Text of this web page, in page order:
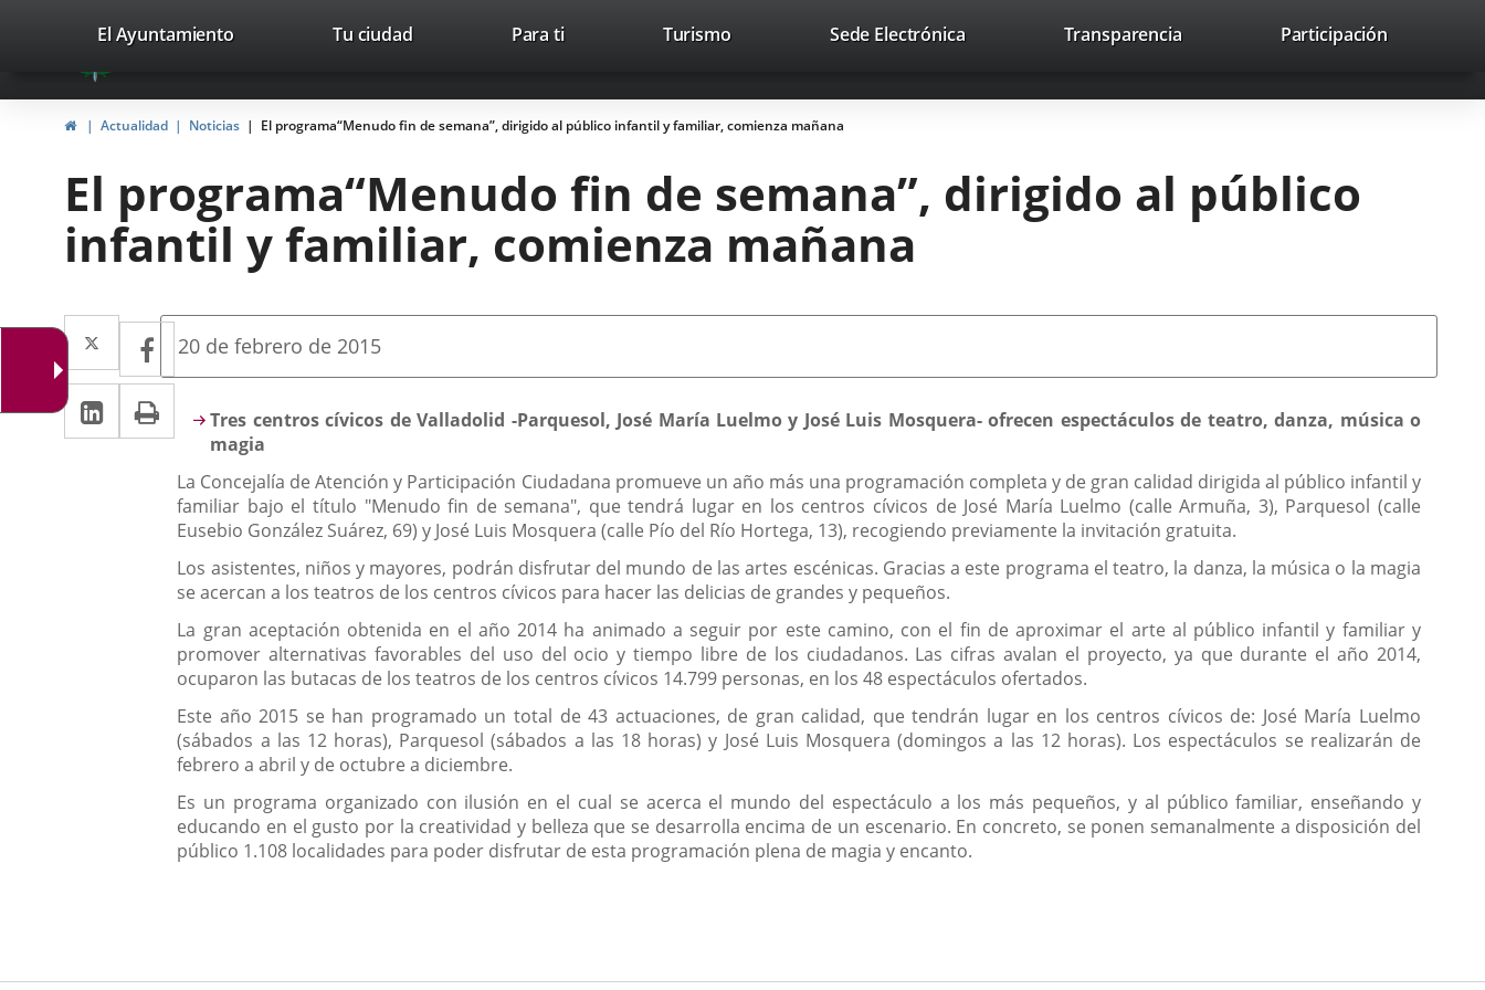
Portal
Web
del
Valladolid
avaTop Trabaja con nosotros Contacto avaHeaderSocial
Enlace
una
Enlace
una
Enlace
una
Buscar
valladolid.es
El Ayuntamiento Tu ciudad Para ti TurismoEste
abrirá
en
nueva.
Sede ElectrónicaEnlace
aplicación
Transparencia Participación
InicioActualidad Noticias El programa“Menudo fin de semana”, dirigido al público infantil y familiar, comienza mañana
El programa“Menudo fin de semana”, dirigido al público
infantil y familiar, comienza mañana
Twitter
Enlace
a
una
aplicación
externa.
Facebook
Enlace
a
una
aplicación
externa.
LinkedIn
Enlace
a
aplicación
externa.
Fecha
la
20 de febrero de 2015
Descripción
Tres centros cívicos de Valladolid -Parquesol, José María Luelmo y José Luis Mosquera- ofrecen espectáculos de teatro, danza, música o
magia
La Concejalía de Atención y Participación Ciudadana promueve un año más una programación completa y de gran calidad dirigida al público infantil y
familiar bajo el título "Menudo fin de semana", que tendrá lugar en los centros cívicos de José María Luelmo (calle Armuña, 3), Parquesol (calle
Eusebio González Suárez, 69) y José Luis Mosquera (calle Pío del Río Hortega, 13), recogiendo previamente la invitación gratuita.
Los asistentes, niños y mayores, podrán disfrutar del mundo de las artes escénicas. Gracias a este programa el teatro, la danza, la música o la magia
se acercan a los teatros de los centros cívicos para hacer las delicias de grandes y pequeños.
La gran aceptación obtenida en el año 2014 ha animado a seguir por este camino, con el fin de aproximar el arte al público infantil y familiar y
promover alternativas favorables del uso del ocio y tiempo libre de los ciudadanos. Las cifras avalan el proyecto, ya que durante el año 2014,
ocuparon las butacas de los teatros de los centros cívicos 14.799 personas, en los 48 espectáculos ofertados.
Este año 2015 se han programado un total de 43 actuaciones, de gran calidad, que tendrán lugar en los centros cívicos de: José María Luelmo
(sábados a las 12 horas), Parquesol (sábados a las 18 horas) y José Luis Mosquera (domingos a las 12 horas). Los espectáculos se realizarán de
febrero a abril y de octubre a diciembre.
Es un programa organizado con ilusión en el cual se acerca el mundo del espectáculo a los más pequeños, y al público familiar, enseñando y
educando en el gusto por la creatividad y belleza que se desarrolla encima de un escenario. En concreto, se ponen semanalmente a disposición del
público 1.108 localidades para poder disfrutar de esta programación plena de magia y encanto.